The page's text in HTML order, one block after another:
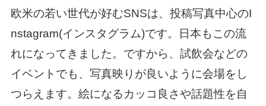
欧米の若い世代が好むSNSは、投稿写真中心のI
nstagram(インスタグラム)です。日本もこの流
れになってきました。ですから、試飲会などの
イベントでも、写真映りが良いように会場をし
つらえます。絵になるカッコ良さや話題性を自